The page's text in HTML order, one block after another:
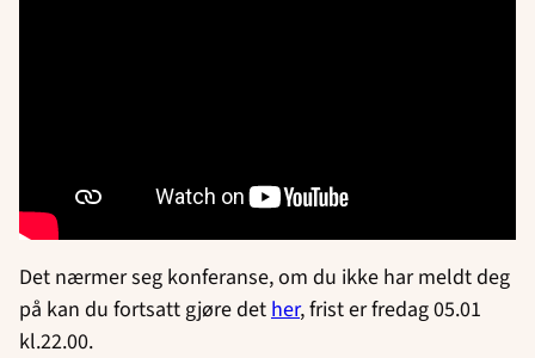
Det nærmer seg konferanse, om du ikke har meldt deg
på kan du fortsatt gjøre det her, frist er fredag 05.01
kl.22.00.